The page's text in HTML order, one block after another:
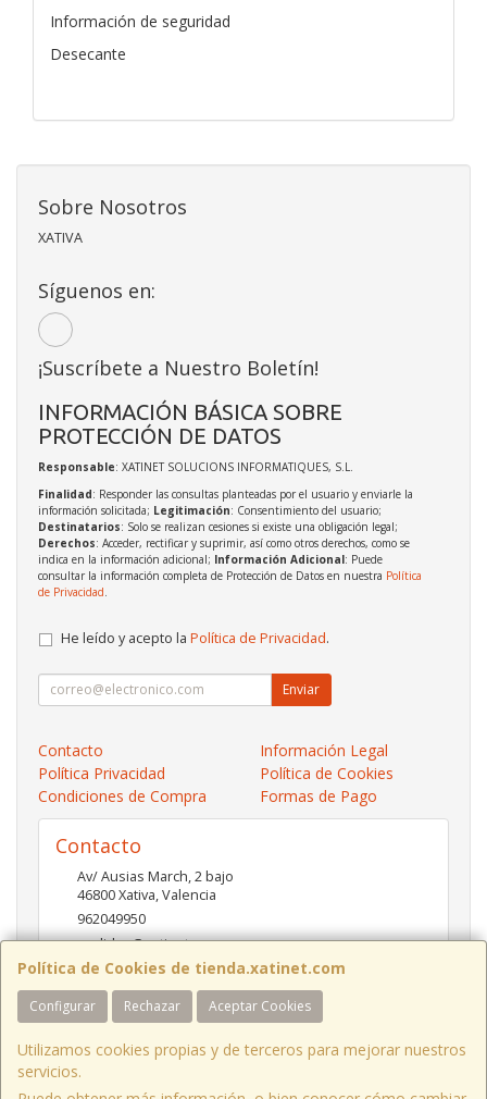
Información de seguridad
Desecante
Política de Cookies de tienda.xatinet.com
Configurar Rechazar Aceptar Cookies
Utilizamos cookies propias y de terceros para mejorar nuestros
servicios.
Sobre Nosotros
XATIVA
Síguenos en:
¡Suscríbete a Nuestro Boletín!
INFORMACIÓN BÁSICA SOBRE
PROTECCIÓN DE DATOS
Responsable: XATINET SOLUCIONS INFORMATIQUES, S.L.
Finalidad: Responder las consultas planteadas por el usuario y enviarle la
información solicitada; Legitimación: Consentimiento del usuario;
Destinatarios: Solo se realizan cesiones si existe una obligación legal;
Derechos: Acceder, rectificar y suprimir, así como otros derechos, como se
indica en la información adicional; Información Adicional: Puede
consultar la información completa de Protección de Datos en nuestra Política
de Privacidad
He leído y acepto la Política de Privacidad.
Enviar
Contacto
Información Legal
Política Privacidad
Política de Cookies
Condiciones de Compra
Formas de Pago
Contacto
Av/ Ausias March, 2 bajo
46800Xativa,Valencia
962049950
pedidos@xatinet.com
Horario
9-13:30 16:30-19:30